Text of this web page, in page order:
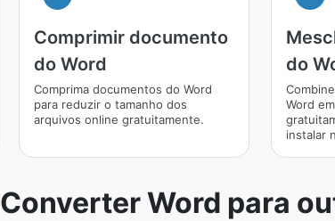
Comprimir documento
do Word
Comprima documentos do Word
para reduzir o tamanho dos
arquivos online gratuitamente.
do
Word
instalar
Converter Word para